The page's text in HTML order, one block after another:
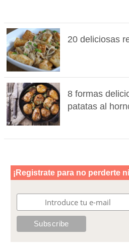
20 deliciosas
8 formas
patatas al